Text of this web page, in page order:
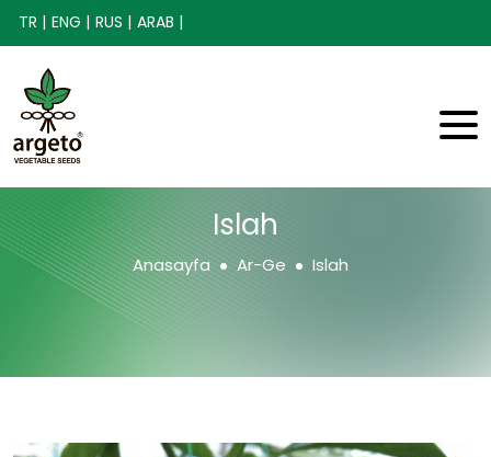
TR | ENG | RUS | ARAB |
Islah
Anasayfa Ar-Ge Islah